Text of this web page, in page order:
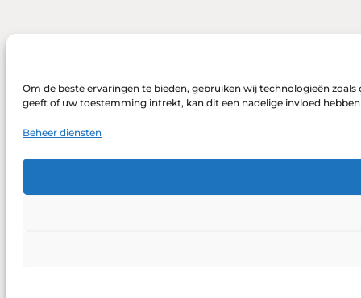
Om de beste ervaringen te bieden, gebruiken wij technologieën
geeft of uw toestemming intrekt, kan dit een nadelige invloed
Beheer diensten